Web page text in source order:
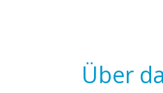
Über